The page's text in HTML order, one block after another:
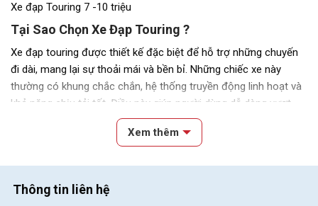
Xe đạp Touring 7 -10 triệu
Tại Sao Chọn Xe Đạp Touring ?
Xe đạp touring được thiết kế đặc biệt để hỗ trợ những chuyến
đi dài, mang lại sự thoải mái và bền bỉ. Những chiếc xe này
thường có khung chắc chắn, hệ thống truyền động linh hoạt và
khả năng chịu tải tốt. Điều này giúp người dùng dễ dàng vượt
qua nhiều loại địa hình khác nhau và mang theo hành lý cần
Khung xe: Nên chọn khung làm từ thép hoặc hợp kim nhôm để
đảm bảo độ bền và khả năng chịu tải.
Xem thêm
Thông tin liên hệ